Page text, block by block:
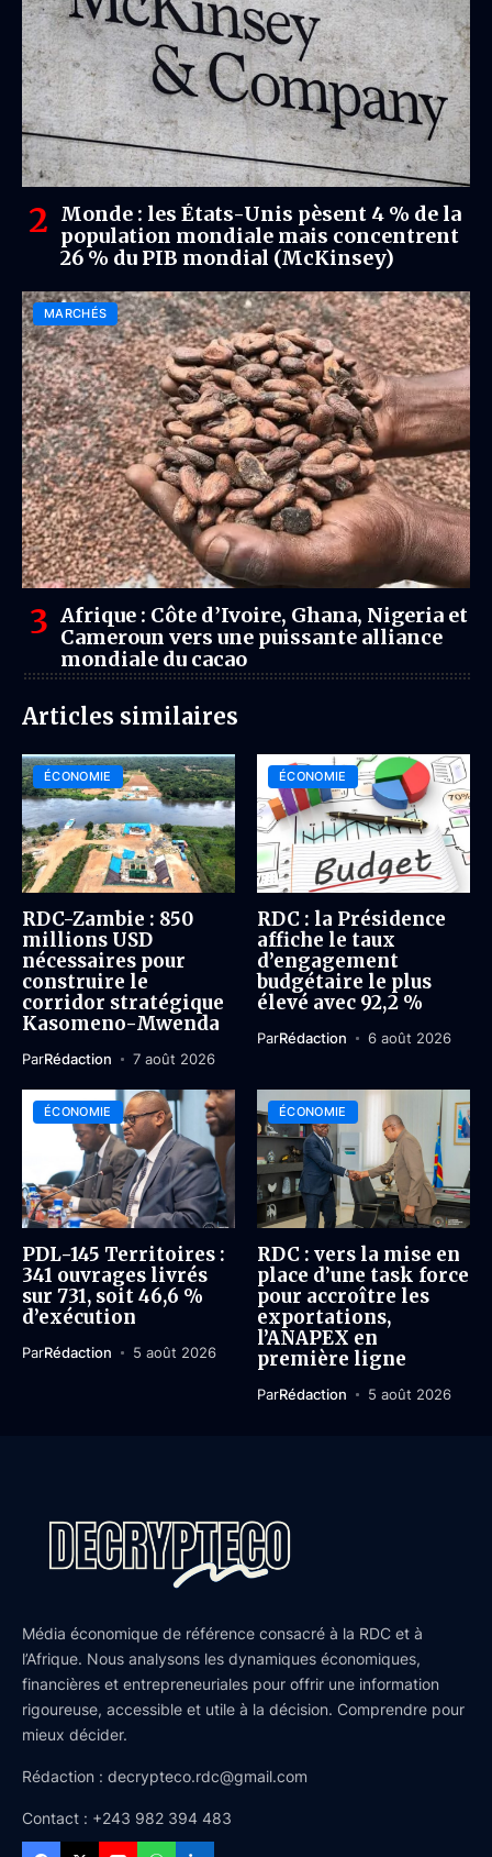
Monde : les États-Unis pèsent 4 % de la
population mondiale mais concentrent
26 % du PIB mondial (McKinsey)
MARCHÉS
Afrique : Côte d’Ivoire, Ghana, Nigeria et
Cameroun vers une puissante alliance
mondiale du cacao
Articles similaires
ÉCONOMIE
RDC-Zambie : 850
millions USD
nécessaires pour
construire le
corridor stratégique
Kasomeno-Mwenda
ParRédaction 7 août 2026
ÉCONOMIE
RDC : la Présidence
affiche le taux
d’engagement
budgétaire le plus
élevé avec 92,2 %
ParRédaction 6 août 2026
ÉCONOMIE
PDL-145 Territoires :
341 ouvrages livrés
sur 731, soit 46,6 %
d’exécution
ParRédaction 5 août 2026
ÉCONOMIE
RDC : vers la mise en
place d’une task force
pour accroître les
exportations,
l’ANAPEX en
première ligne
ParRédaction 5 août 2026
Média économique de référence consacré à la RDC et à
l’Afrique. Nous analysons les dynamiques économiques,
financières et entrepreneuriales pour offrir une information
rigoureuse, accessible et utile à la décision. Comprendre pour
mieux décider.
Rédaction : decrypteco.rdc@gmail.com
Contact : +243 982 394 483